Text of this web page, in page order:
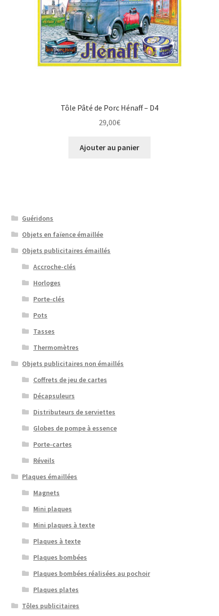
Tôle Pâté de Porc Hénaff – D4
29,00€
Ajouter au panier
Guéridons
Objets en faïence émaillée
Objets publicitaires émaillés
Accroche-clés
Horloges
Porte-clés
Pots
Tasses
Thermomètres
Objets publicitaires non émaillés
Coffrets de jeu de cartes
Décapsuleurs
Distributeurs de serviettes
Globes de pompe à essence
Porte-cartes
Réveils
Plaques émaillées
Magnets
Mini plaques
Mini plaques à texte
Plaques à texte
Plaques bombées
Plaques bombées réalisées au pochoir
Plaques plates
Tôles publicitaires